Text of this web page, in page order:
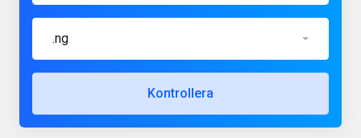
.ng
Kontrollera